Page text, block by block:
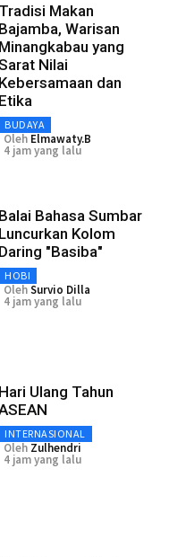
Tradisi Makan
Bajamba, Warisan
Minangkabau yang
Nilai
Kebersamaan dan
Etika
BUDAYA
Oleh Elmawaty.B
4 jam yang lalu
Balai Bahasa Sumbar
Luncurkan Kolom
Daring "Basiba"
HOBI
OlehSurvio Dilla
4 jam yang lalu
Hari Ulang Tahun
INTERNASIONAL
Oleh Zulhendri
4 jam yang lalu